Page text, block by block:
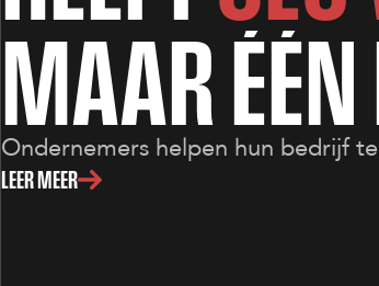
MAARÉÉN
Ondernemers helpen hun bedrijf
LEER MEER